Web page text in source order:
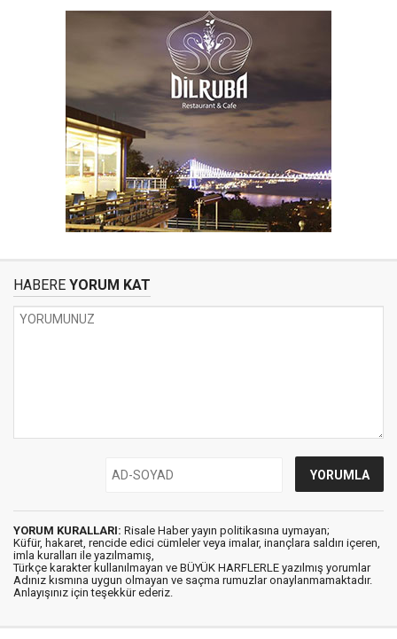
HABERE YORUM KAT
YORUM KURALLARI: Risale Haber yayın politikasına uymayan;
Küfür, hakaret, rencide edici cümleler veya imalar, inançlara saldırı içeren,
imla kuralları ile yazılmamış,
Türkçe karakter kullanılmayan ve BÜYÜK HARFLERLE yazılmış yorumlar
Adınız kısmına uygun olmayan ve saçma rumuzlar onaylanmamaktadır.
Anlayışınız için teşekkür ederiz.